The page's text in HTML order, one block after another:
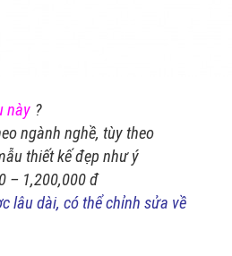
này ?
ngành nghề, tùy theo
thiết kế đẹp như ý
– 1,200,000 đ
lâu dài, có thể chỉnh sửa về